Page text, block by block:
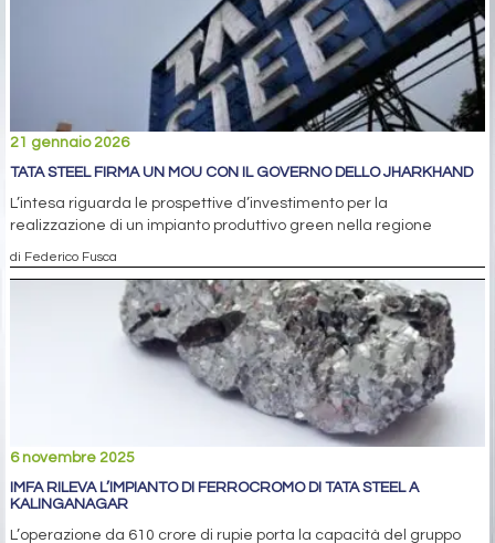
21 gennaio 2026
TATA STEEL FIRMA UN MOU CON IL GOVERNO DELLO JHARKHAND
L’intesa riguarda le prospettive d’investimento per la
realizzazione di un impianto produttivo green nella regione
di Federico Fusca
6 novembre 2025
IMFA RILEVA L’IMPIANTO DI FERROCROMO DI TATA STEEL A
KALINGANAGAR
L’operazione da 610 crore di rupie porta la capacità del gruppo